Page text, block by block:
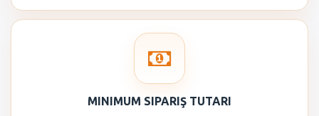
MINIMUM SIPARIŞ TUTARI